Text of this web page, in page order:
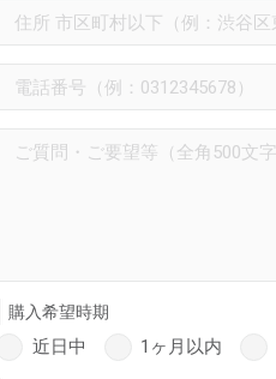
購入希望時期
近日中 1ヶ月以内